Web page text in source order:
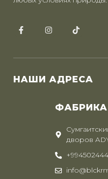
НАШИ АДРЕСА
ФАБРИКА
дворов